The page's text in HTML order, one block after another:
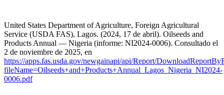
United States Department of Agriculture, Foreign Agricultural
Service (USDA FAS), Lagos. (2024, 17 de abril). Oilseeds and
Products Annual — Nigeria (informe: NI2024-0006). Consultado el
2 de noviembre de 2025, en
https://apps.fas.usda.gov/newgainapi/api/Report/
fileName=Oilseeds+and+Products+Annual_Lagos_Nigeria_NI2024-
0006.pdf